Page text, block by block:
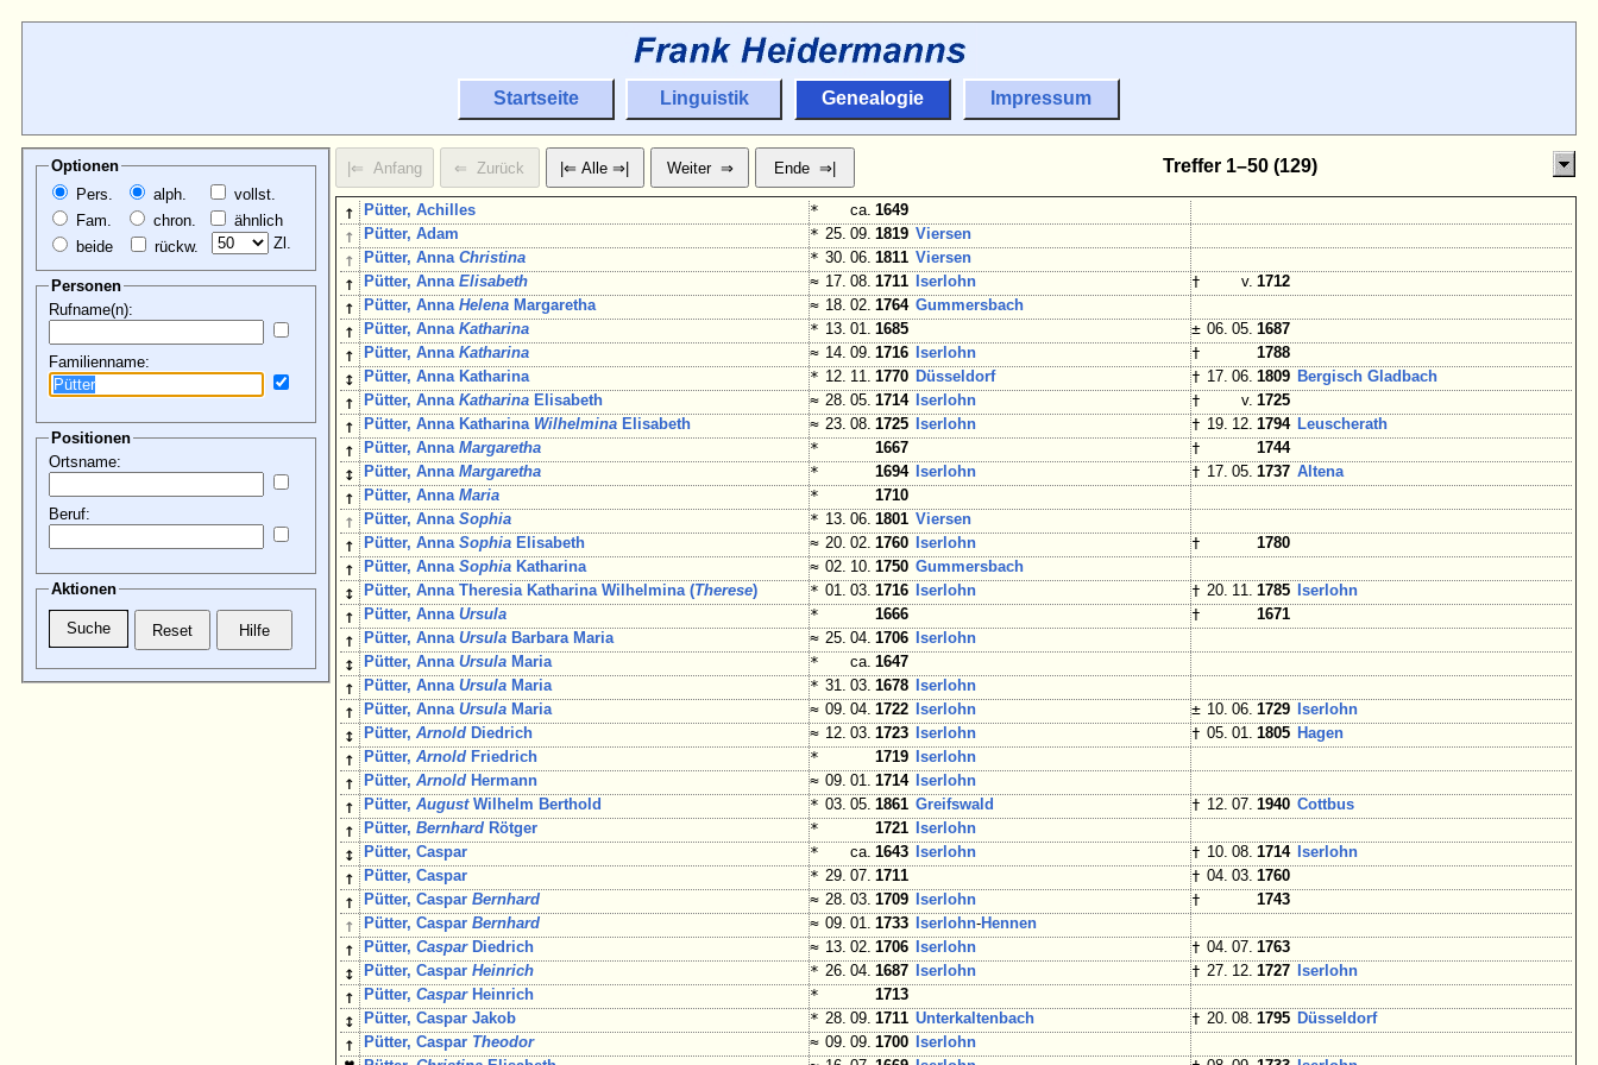
Startseite Linguistik Genealogie Impressum
Optionen
Pers.
Fam.
beide
alph.
chron.
rückw.
vollst.
ähnlich
Zl.
Personen
Rufname(n):
Familienname:
Positionen
Ortsname:
Beruf:
Aktionen
Treffer 1–50 (129)
↑ Pütter, Achilles * ca. 1649
↑ Pütter, Adam * 25. 09. 1819 Viersen
↑ Pütter, AnnaChristina * 30. 06. 1811 Viersen
↑ Pütter, AnnaElisabeth ≈ 17. 08. 1711 Iserlohn † v. 1712
↑ Pütter, AnnaHelena Margaretha ≈ 18. 02. 1764 Gummersbach
↑ Pütter, AnnaKatharina * 13. 01. 1685 ± 06. 05. 1687
↑ Pütter, AnnaKatharina ≈ 14. 09. 1716 Iserlohn † 1788
↕ Pütter, Anna Katharina * 12. 11. 1770 Düsseldorf † 17. 06. 1809 Bergisch Gladbach
↑ Pütter, AnnaKatharina Elisabeth ≈ 28. 05. 1714 Iserlohn † v. 1725
↑ Pütter, Anna Katharina Wilhelmina Elisabeth ≈ 23. 08. 1725 Iserlohn † 19. 12. 1794 Leuscherath
↑ Pütter, AnnaMargaretha * 1667 † 1744
↕ Pütter, AnnaMargaretha * 1694 Iserlohn † 17. 05. 1737 Altena
↑ Pütter, AnnaMaria * 1710
↑ Pütter, AnnaSophia * 13. 06. 1801 Viersen
↑ Pütter, AnnaSophia Elisabeth ≈ 20. 02. 1760 Iserlohn † 1780
↑ Pütter, AnnaSophia Katharina ≈ 02. 10. 1750 Gummersbach
↕ Pütter, Anna Theresia Katharina Wilhelmina (Therese) * 01. 03. 1716 Iserlohn † 20. 11. 1785 Iserlohn
↑ Pütter, AnnaUrsula * 1666 † 1671
↑ Pütter, AnnaUrsula Barbara Maria ≈ 25. 04. 1706 Iserlohn
↕ Pütter, AnnaUrsula Maria * ca. 1647
↑ Pütter, AnnaUrsula Maria * 31. 03. 1678 Iserlohn
↑ Pütter, AnnaUrsula Maria ≈ 09. 04. 1722 Iserlohn ± 10. 06. 1729 Iserlohn
↕ Pütter,Arnold Diedrich ≈ 12. 03. 1723 Iserlohn † 05. 01. 1805 Hagen
↑ Pütter,Arnold Friedrich * 1719 Iserlohn
↑ Pütter,Arnold Hermann ≈ 09. 01. 1714 Iserlohn
↑ Pütter,AugustWilhelm Berthold * 03. 05. 1861 Greifswald † 12. 07. 1940 Cottbus
↑ Pütter,Bernhard Rötger * 1721 Iserlohn
↕ Pütter, Caspar * ca. 1643 Iserlohn † 10. 08. 1714 Iserlohn
↑ Pütter, Caspar * 29. 07. 1711 † 04. 03. 1760
↑ Pütter, CasparBernhard ≈ 28. 03. 1709 Iserlohn † 1743
↑ Pütter, CasparBernhard ≈ 09. 01. 1733 Iserlohn-Hennen
↑ Pütter,CasparDiedrich ≈ 13. 02. 1706 Iserlohn † 04. 07. 1763
↕ Pütter, CasparHeinrich * 26. 04. 1687 Iserlohn † 27. 12. 1727 Iserlohn
↑ Pütter,CasparHeinrich * 1713
↕ Pütter, Caspar Jakob * 28. 09. 1711 Unterkaltenbach † 20. 08. 1795 Düsseldorf
↑ Pütter, Caspar Theodor ≈ 09. 09. 1700
Iserlohn